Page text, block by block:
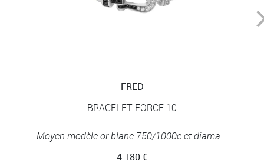
FRED
BRACELET FORCE 10
Moyen modèle or blanc 750/1000e et diama...
4 180 €